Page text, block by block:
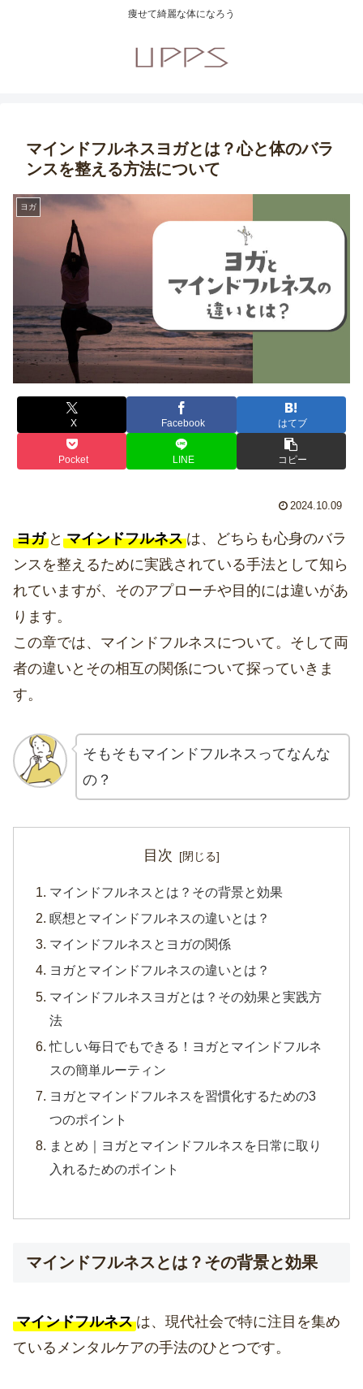
痩せて綺麗な体になろう
マインドフルネスヨガとは？心と体のバラ
ンスを整える方法について
ヨガ
X Facebook はてブ
Pocket LINE コピー
2024.10.09
ヨガ と マインドフルネス は、どちらも心身のバラ
ンスを整えるために実践されている手法として知ら
れていますが、そのアプローチや目的には違いがあ
ります。
この章では、マインドフルネスについて。そして両
者の違いとその相互の関係について探っていきま
す。
そもそもマインドフルネスってなんな
の？
目次
マインドフルネスとは？その背景と効果
瞑想とマインドフルネスの違いとは？
マインドフルネスとヨガの関係
ヨガとマインドフルネスの違いとは？
マインドフルネスヨガとは？その効果と実践方
法
忙しい毎日でもできる！ヨガとマインドフルネ
スの簡単ルーティン
ヨガとマインドフルネスを習慣化するための3
つのポイント
まとめ｜ヨガとマインドフルネスを日常に取り
入れるためのポイント
マインドフルネスとは？その背景と効果
マインドフルネス は、現代社会で特に注目を集め
ているメンタルケアの手法のひとつです。